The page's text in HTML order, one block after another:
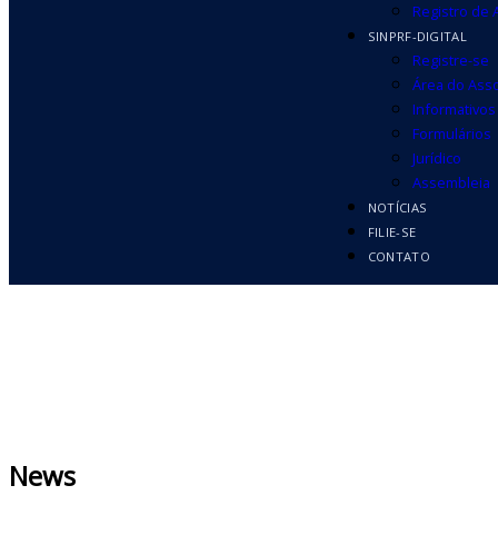
Registro de
SINPRF-DIGITAL
Registre-se
Área do
Informativos
Formulários
Jurídico
Assembleia
NOTÍCIAS
FILIE-SE
CONTATO
News